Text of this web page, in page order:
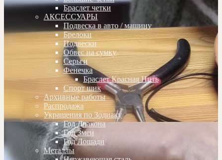
Браслет четки
АКСЕССУАРЫ
Подвеска в авто / машину
Брелоки
Подвески
Обвес на сумку
Серьги
Фенечка
Браслет Красная Нить
Спорт шик
Архивные работы
Распродажа
Украшения по Зодиаку
Год Дракона
Год Змеи
Год Лошади
Металлы